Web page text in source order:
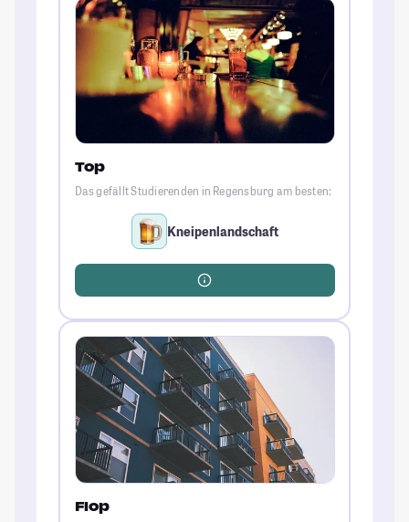
Top
Das gefällt Studierenden in Regensburg am besten:
Kneipenlandschaft
Flop